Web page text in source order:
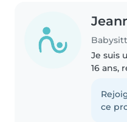
Je suis
16 ans,
Bien
ce